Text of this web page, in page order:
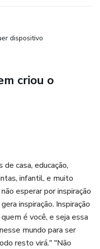
dispositivo
criou o
casa, educação,
infantil, e muito
esperar por inspiração
inspiração. Inspiração
é você, e seja essa
mundo para ser
resto virá." "Não